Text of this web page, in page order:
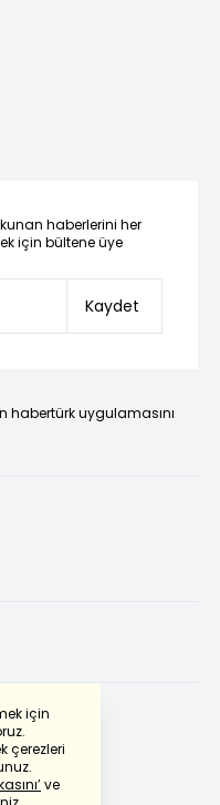
için
çerezleri
ve
haberlerini her
için bültene üye
Kaydet
habertürk uygulamasını